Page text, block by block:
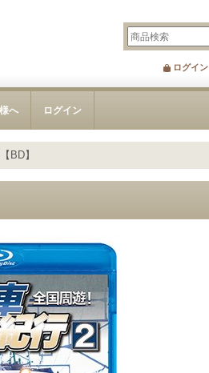
ログイン
へ ログイン
BD】